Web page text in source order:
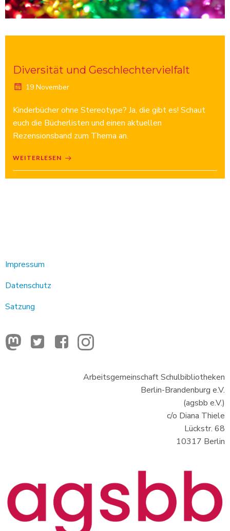
Diversität und Geschlechtervielfalt
19 November
Kinderbücher ohne Stereotype? Ja, die gibt es! Schaut
euch die Bücherlisten und einen aktuellen
Rezensionsband zum Thema an.
WEITERLESEN
Impressum
Datenschutz
Satzung
Arbeitsgemeinschaft Schulbibliotheken
Berlin-Brandenburg e.V.
(agsbb e.V.)
c/o Diana Thiele
Lückstr. 68
10317 Berlin